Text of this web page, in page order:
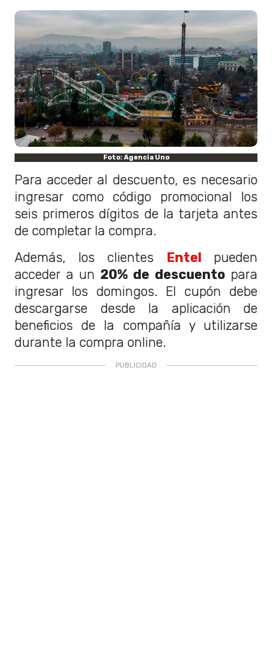
Foto: Agencia Uno
Para acceder al descuento, es necesario
ingresar como código promocional los
seis primeros dígitos de la tarjeta antes
de completar la compra.
Además, los clientes Entel
pueden
acceder a un 20% de descuento para
ingresar los domingos. El cupón debe
descargarse desde la aplicación de
beneficios de la compañía y utilizarse
durante la compra online.